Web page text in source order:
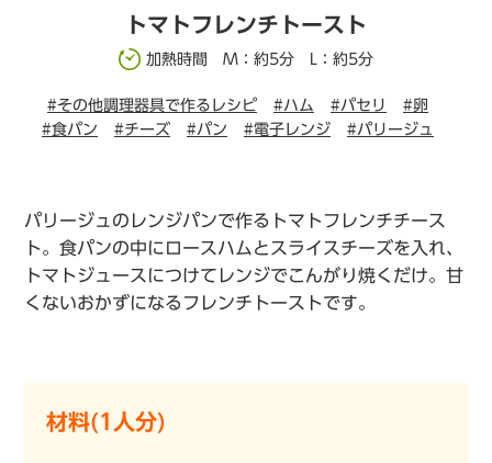
トマトフレンチトースト
加熱時間 M：約5分 L：約5分
#その他調理器具で作るレシピ #ハム #パセリ
#卵
#食パン
#チーズ #パン #電子レンジ #パリージュ
パリージュのレンジパンで作るトマトフレンチチース
ト。食パンの中にロースハムとスライスチーズを入れ、
トマトジュースにつけてレンジでこんがり焼くだけ。甘
くないおかずになるフレンチトーストです。
材料(1人分)